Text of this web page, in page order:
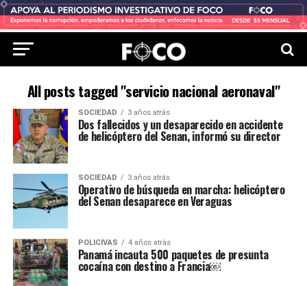
All posts tagged "servicio nacional aeronaval"
SOCIEDAD 3 años atrás
Dos fallecidos y un desaparecido en accidente
de helicóptero del Senan, informó su director
SOCIEDAD 3 años atrás
Operativo de búsqueda en marcha: helicóptero
del Senan desaparece en Veraguas
POLICIVAS 4 años atrás
Panamá incauta 500 paquetes de presunta
cocaína con destino a Francia￼